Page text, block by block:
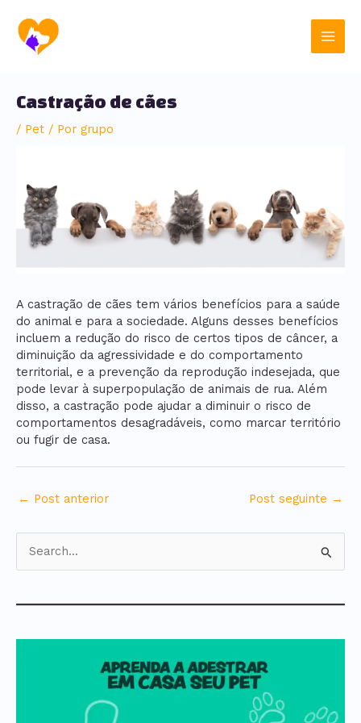
para
conteúdo
Main
Castração de cães
/ Pet / Por grupo
A castração de cães tem vários benefícios para a saúde
do animal e para a sociedade. Alguns desses benefícios
incluem a redução do risco de certos tipos de câncer, a
diminuição da agressividade e do comportamento
territorial, e a prevenção da reprodução indesejada, que
pode levar à superpopulação de animais de rua. Além
disso, a castração pode ajudar a diminuir o risco de
comportamentos desagradáveis, como marcar território
ou fugir de casa.
navigation
← Post anterior Post seguinte →
s